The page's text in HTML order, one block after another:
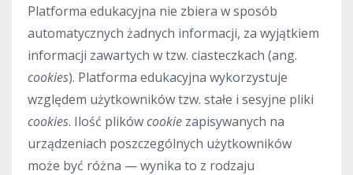
Platforma edukacyjna nie zbiera w sposób
automatycznych żadnych informacji, za wyjątkiem
informacji zawartych w tzw. ciasteczkach (ang.
cookies). Platforma edukacyjna wykorzystuje
względem użytkowników tzw. stałe i sesyjne pliki
cookies. Ilość plikówcookie zapisywanych na
urządzeniach poszczególnych użytkowników
może być różna — wynika to z rodzaju